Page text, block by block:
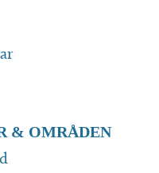
& OMRÅDEN